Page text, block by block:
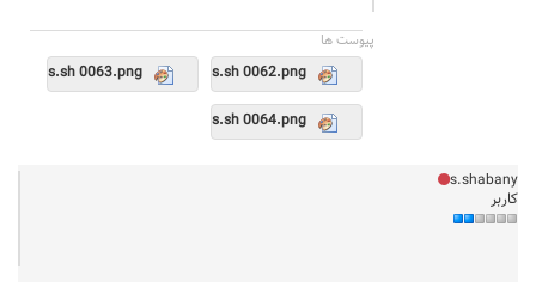
پيوست ها
s.sh 0062.png
s.sh 0063.png
s.sh 0064.png
s.shabany
کاربر